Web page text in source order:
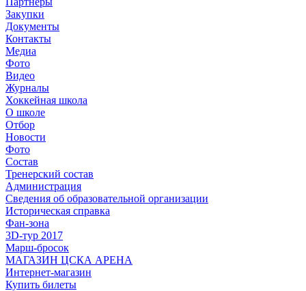
Закупки
Документы
Контакты
Медиа
Фото
Видео
Журналы
Хоккейная школа
О школе
Отбор
Новости
Фото
Состав
Тренерский состав
Администрация
Сведения об образовательной организации
Историческая справка
Фан-зона
3D-тур 2017
Марш-бросок
МАГАЗИН ЦСКА АРЕНА
Интернет-магазин
Купить билеты